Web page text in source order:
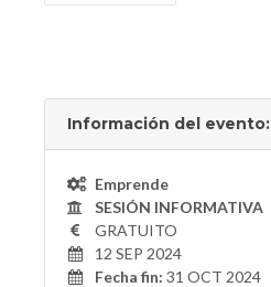
Información del evento:
Emprende
SESIÓN INFORMATIVA
GRATUITO
12 SEP 2024
Fecha fin: 31 OCT 2024